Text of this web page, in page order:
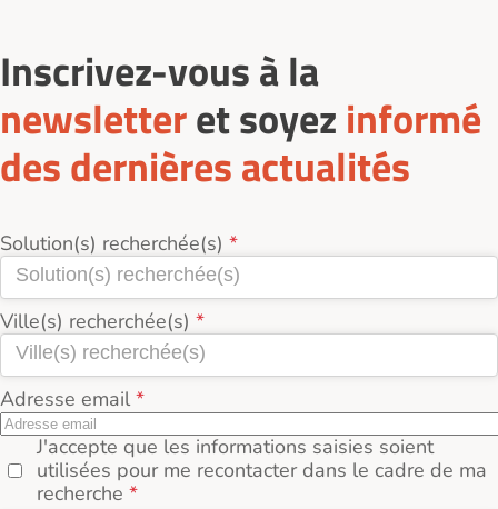
Inscrivez-vous à la
newsletteret soyez informé
des dernières actualités
Solution(s) recherchée(s)
Ville(s) recherchée(s)
Adresse email
J'accepte que les informations saisies soient
utilisées pour me recontacter dans le cadre de ma
recherche